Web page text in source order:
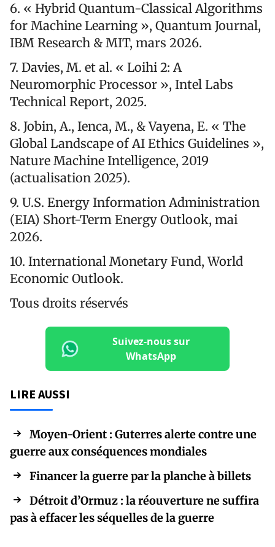
6. « Hybrid Quantum-Classical Algorithms
for Machine Learning », Quantum Journal,
IBM Research & MIT, mars 2026.
7. Davies, M. et al. « Loihi 2: A
Neuromorphic Processor », Intel Labs
Technical Report, 2025.
8. Jobin, A., Ienca, M., & Vayena, E. « The
Global Landscape of AI Ethics Guidelines »,
Nature Machine Intelligence, 2019
(actualisation 2025).
9. U.S. Energy Information Administration
(EIA) Short-Term Energy Outlook, mai
2026.
10. International Monetary Fund, World
Economic Outlook.
Tous droits réservés
Suivez-nous sur
WhatsApp
LIRE AUSSI
Moyen-Orient : Guterres alerte contre une
guerre aux conséquences mondiales
Financer la guerre par la planche à billets
Détroit d’Ormuz : la réouverture ne suffira
pas à effacer les séquelles de la guerre